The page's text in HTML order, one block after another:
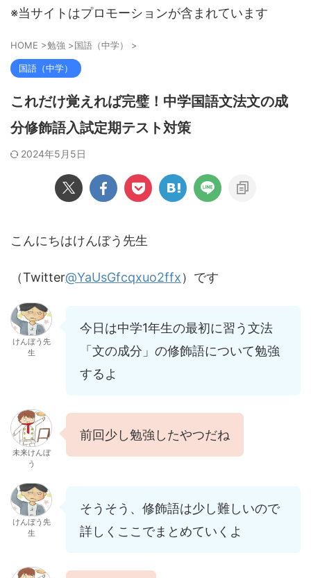
※当サイトはプロモーションが含まれています
HOME >勉強 >国語（中学） >
国語（中学）
これだけ覚えれば完璧！中学国語文法文の成
分修飾語入試定期テスト対策
2024年5月5日
こんにちはけんぼう先生
（Twitter@YaUsGfcqxuo2ffx）です
けんぼう先
生
今日は中学1年生の最初に習う文法
「文の成分」の修飾語について勉強
するよ
未来けんぼ
う
前回少し勉強したやつだね
けんぼう先
生
そうそう、修飾語は少し難しいので
詳しくここでまとめていくよ